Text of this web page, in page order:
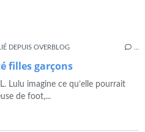
DEPUIS OVERBLOG
filles garçons
Lulu imagine ce qu’elle pourrait
de foot,...